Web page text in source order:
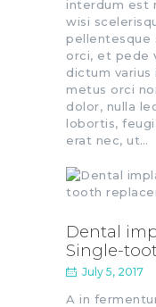
interdum est
wisi
pellentesque
orci, et pede
dictum varius
metus orci
dolor, nulla
lobortis,
erat nec, ut…
Dental
Single-
July 5, 2017
A in